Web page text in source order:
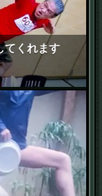
てくれます